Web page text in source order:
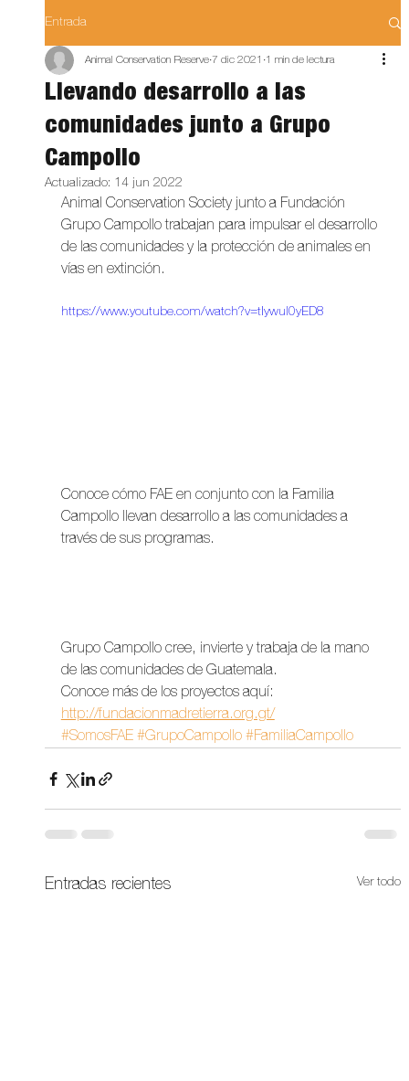
Entrada
Llevando desarrollo a las
comunidades junto a Grupo
Campollo
Animal Conservation Reserve 7 dic 2021 1 min de lectura
Actualizado: 14 jun 2022
Animal Conservation Society junto a Fundación
Grupo Campollo trabajan para impulsar el desarrollo
de las comunidades y la protección de animales en
vías en extinción.
https://www.youtube.com/watch?v=tIywul0yED8
Conoce cómo FAE en conjunto con la Familia
Campollo llevan desarrollo a las comunidades a
través de sus programas.
Grupo Campollo cree, invierte y trabaja de la mano
de las comunidades de Guatemala.
Conoce más de los proyectos aquí:
http://fundacionmadretierra.org.gt/
#SomosFAE #GrupoCampollo #FamiliaCampollo
Entradas recientes Ver todo